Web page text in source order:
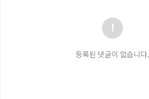
#온열질환 #여름 #동아오츠카
#캠페인 #행정안전부 #안전한TV
등록된 댓글이 없습니다.